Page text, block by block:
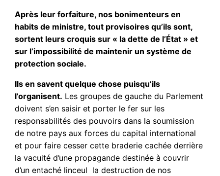
Après leur forfaiture, nos bonimenteurs en
habits de ministre, tout provisoires qu’ils sont,
sortent leurs croquis sur « la dette de l’État » et
sur l’impossibilité de maintenir un système de
protection sociale.
Ils en savent quelque chose puisqu’ils
l’organisent. Les groupes de gauche du Parlement
doivent s’en saisir et porter le fer sur les
responsabilités des pouvoirs dans la soumission
de notre pays aux forces du capital international
et pour faire cesser cette braderie cachée derrière
la vacuité d’une propagande destinée à couvrir
d’un entaché linceul la destruction de nos